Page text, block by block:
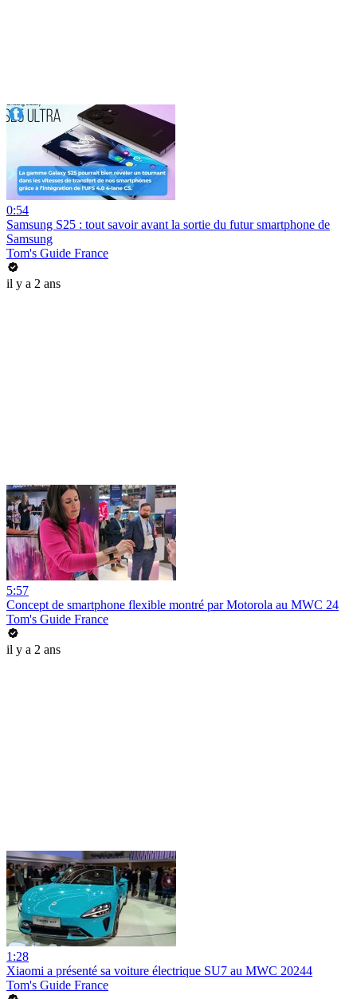
0:54
️‍Samsung S25 : tout savoir avant la sortie du futur smartphone de
Samsung
Tom's Guide France
il y a 2 ans
5:57
Concept de smartphone flexible montré par Motorola au MWC 24
Tom's Guide France
il y a 2 ans
1:28
Xiaomi a présenté sa voiture électrique SU7 au MWC 20244
Tom's Guide France